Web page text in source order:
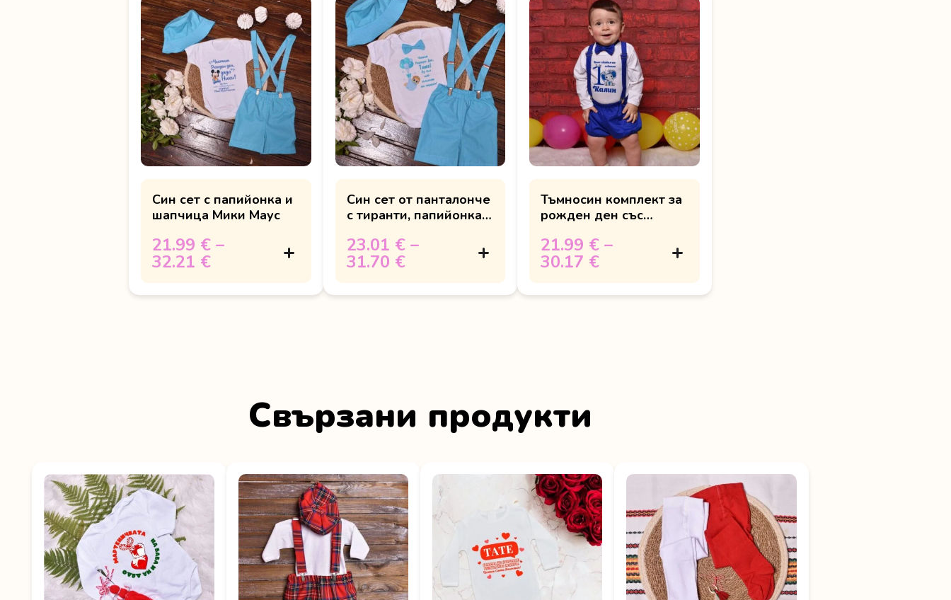
Син сет с папийонка и
шапчица Мики Маус
21.99 € –
32.21 €
Син сет от панталонче
с тиранти, папийонка и
23.01 € –
31.70 €
Тъмносин комплект за
рожден ден със
21.99 € –
30.17 €
Свързани продукти